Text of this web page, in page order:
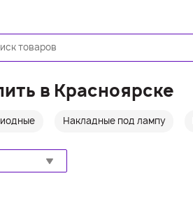
в Красноярске
Накладные под лампу